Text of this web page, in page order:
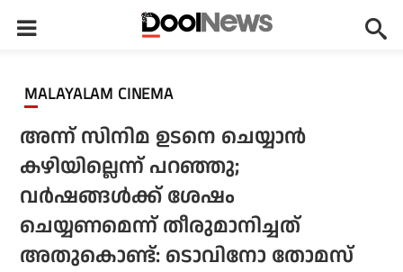
MALAYALAM CINEMA
അന്ന് സിനിമ ഉടനെ ചെയ്യാന്‍
കഴിയില്ലെന്ന് പറഞ്ഞു;
വര്‍ഷങ്ങള്‍ക്ക് ശേഷം
ചെയ്യണമെന്ന് തീരുമാനിച്ചത്
അതുകൊണ്ട്: ടൊവിനോ തോമസ്